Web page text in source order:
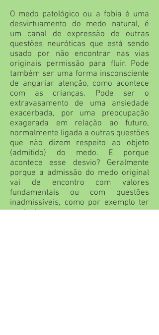
O medo patológico ou a fobia é uma
desvirtuamento do medo natural, é
um canal de expressão de outras
questões neuróticas que está sendo
usado por não encontrar nas vias
originais permissão para fluir. Pode
também ser uma forma insconsciente
de angariar atenção, como acontece
com as crianças. Pode ser o
extravasamento de uma ansiedade
exacerbada, por uma preocupação
exagerada em relação ao futuro,
normalmente ligada a outras questões
que não dizem respeito ao objeto
(admitido) do medo. E porque
acontece esse desvio? Geralmente
porque a admissão do medo original
vai de encontro com valores
fundamentais ou com questões
inadmissíveis, como por exemplo ter
medo de quem amamos.